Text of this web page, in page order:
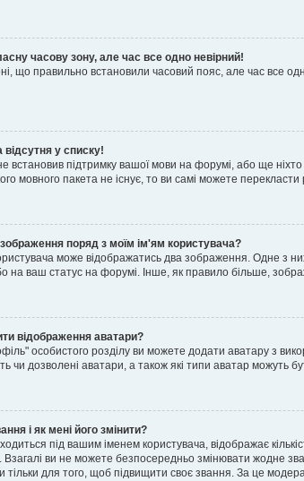
часову зону, але час все одно невірний!
що правильно встановили часовий пояс, але час все
у списку!
встановив підтримку вашої мови на форумі, або ще
мовного пакета не існує, то ви самі можете
поряд з моїм ім'ям користувача?
може відображатись два зображення. Одне з
на ваш статус на форумі. Інше, як правило більше,
відображення аватари?
особистого розділу ви можете додати аватару з
чи дозволені аватари, а також які типи аватар можуть
і як мені його змінити?
під вашим іменем користувача, відображає
Взагалі ви не можете безпосередньо змінювати жодне
тільки для того, щоб підвищити своє звання. За це